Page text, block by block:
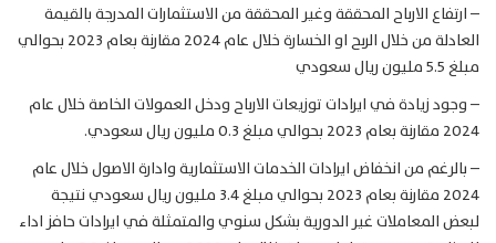
– ارتفاع الارباح المحققة وغير المحققة من الاستثمارات المدرجة بالقيمة
العادلة من خلال الربح او الخسارة خلال عام 2024 مقارنة بعام 2023 بحوالي
مبلغ 5.5 مليون ريال سعودي
– وجود زيادة في ايرادات توزيعات الارباح ودخل العمولات الخاصة خلال عام
2024 مقارنة بعام 2023 بحوالي مبلغ 0.3 مليون ريال سعودي.
– بالرغم من انخفاض ايرادات الخدمات الاستثمارية وادارة الاصول خلال عام
2024 مقارنة بعام 2023 بحوالي مبلغ 3.4 مليون ريال سعودي نتيجة
لبعض المعاملات غير الدورية بشكل سنوي والمتمثلة في ايرادات حافز اداء